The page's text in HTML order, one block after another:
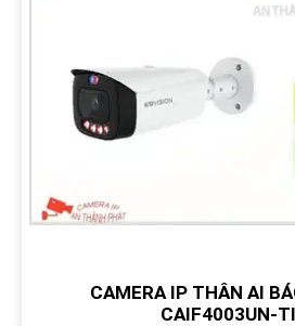
CAMERA IP THÂN AI
CAIF4003UN-